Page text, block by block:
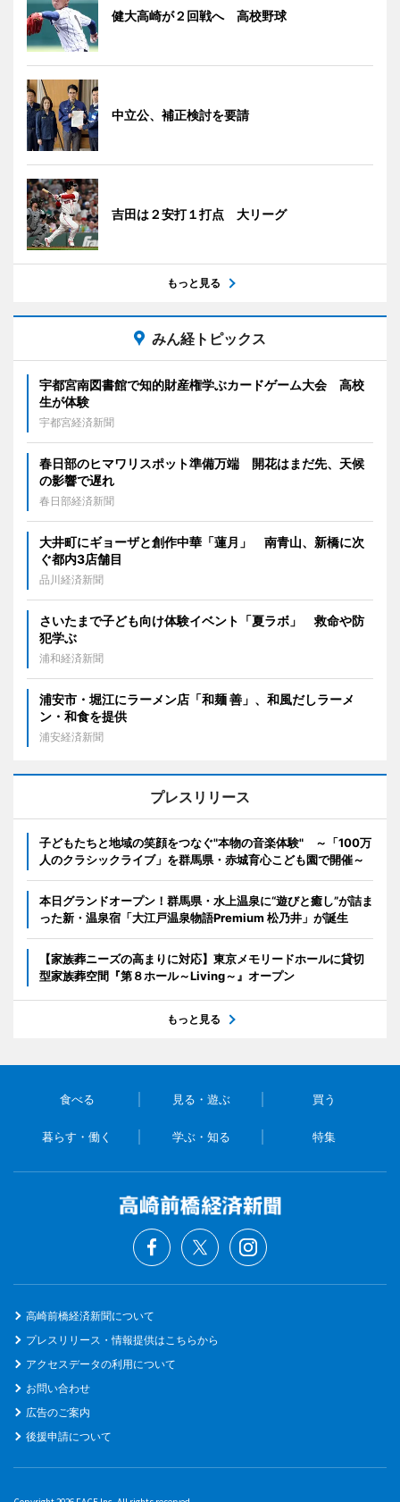
健大高崎が２回戦へ 高校野球
中立公、補正検討を要請
吉田は２安打１打点 大リーグ
もっと見る
みん経トピックス
宇都宮南図書館で知的財産権学ぶカードゲーム大会 高校
生が体験
宇都宮経済新聞
春日部のヒマワリスポット準備万端 開花はまだ先、天候
の影響で遅れ
春日部経済新聞
大井町にギョーザと創作中華「蓮月」 南青山、新橋に次
ぐ都内3店舗目
品川経済新聞
さいたまで子ども向け体験イベント「夏ラボ」 救命や防
犯学ぶ
浦和経済新聞
浦安市・堀江にラーメン店「和麺 善」、和風だしラーメ
ン・和食を提供
浦安経済新聞
プレスリリース
子どもたちと地域の笑顔をつなぐ"本物の音楽体験" ～「100万
人のクラシックライブ」を群馬県・赤城育心こども園で開催～
本日グランドオープン！群馬県・水上温泉に“遊びと癒し”が詰ま
った新・温泉宿「大江戸温泉物語Premium 松乃井」が誕生
【家族葬ニーズの高まりに対応】東京メモリードホールに貸切
型家族葬空間『第８ホール～Living～』オープン
もっと見る
食べる 見る・遊ぶ 買う
暮らす・働く 学ぶ・知る 特集
高崎前橋経済新聞について
プレスリリース・情報提供はこちらから
アクセスデータの利用について
お問い合わせ
広告のご案内
後援申請について